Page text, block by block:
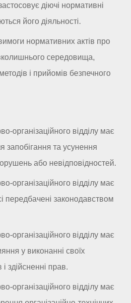
діючі нормативні
його діяльності.
нормативних актів про
середовища,
і прийомів безпечного
організаційного відділу має
запобігання та усунення
або невідповідностей.
організаційного відділу має
передбачені законодавством
організаційного відділу має
у виконанні своїх
здійсненні прав.
організаційного відділу має